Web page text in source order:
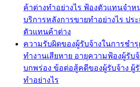
ค้าต่างทำอย่างไร ฟ้องตัวแทนจำ
บริการหลังการขายทำอย่างไร ปร
ตัวแทนค้าต่าง
ความรับผิดของผู้รับจ้างในการชำ
ทำงานเสียหาย อายุความฟ้องผู้รับ
บกพร่อง ข้อต่อสู้คดีของผู้รับจ้าง ผู้
ทำอย่างไร